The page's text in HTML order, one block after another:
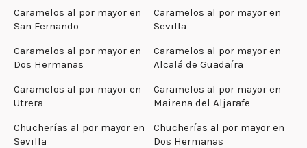
Caramelos al por mayor en
San Fernando
Caramelos al por mayor en
Sevilla
Caramelos al por mayor en
Dos Hermanas
Caramelos al por mayor en
Alcalá de Guadaíra
Caramelos al por mayor en
Utrera
Caramelos al por mayor en
Mairena del Aljarafe
Chucherías al por mayor en
Sevilla
Chucherías al por mayor en
Dos Hermanas